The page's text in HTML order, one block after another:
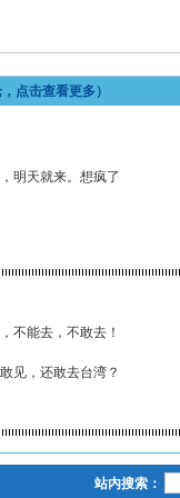
点击查看更多）
明天就来。想疯了
不能去，不敢去！
见，还敢去台湾？
站内搜索：